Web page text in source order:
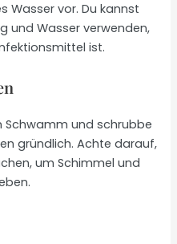
Wasser vor. Du kannst
und Wasser verwenden,
ist.
Schwamm und schrubbe
gründlich. Achte darauf,
um Schimmel und